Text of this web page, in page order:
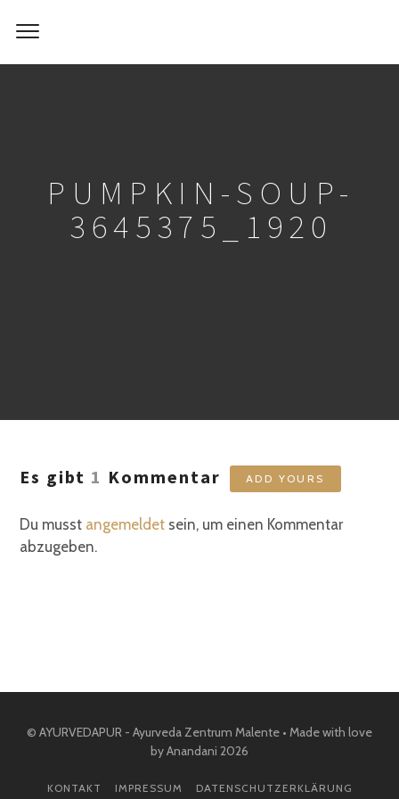
PUMPKIN-SOUP-
3645375_1920
Es gibt 1 Kommentar ADD YOURS
Du musst angemeldet sein, um einen Kommentar
abzugeben.
© AYURVEDAPUR - Ayurveda Zentrum Malente • Made with love
by Anandani 2026
KONTAKT IMPRESSUM DATENSCHUTZERKLÄRUNG